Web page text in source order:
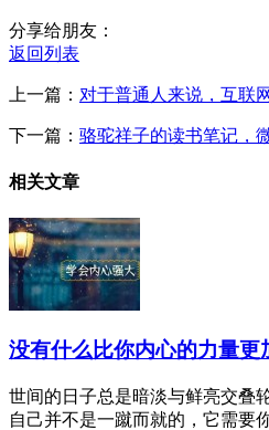
分享给朋友：
返回列表
上一篇： 对于普通人来说，互联
下一篇： 骆驼祥子的读书笔记，
相关文章
没有什么比你内心的力量更
世间的日子总是暗淡与鲜亮交叠
自己并不是一蹴而就的，它需要